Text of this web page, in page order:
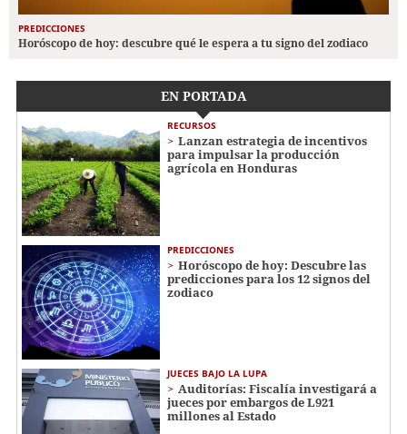
PREDICCIONES
Horóscopo de hoy: descubre qué le espera a tu signo del zodiaco
EN PORTADA
RECURSOS
Lanzan estrategia de incentivos
para impulsar la producción
agrícola en Honduras
PREDICCIONES
Horóscopo de hoy: Descubre las
predicciones para los 12 signos del
zodiaco
JUECES BAJO LA LUPA
Auditorías: Fiscalía investigará a
jueces por embargos de L921
millones al Estado